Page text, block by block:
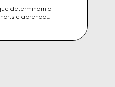
determinam o
e aprenda